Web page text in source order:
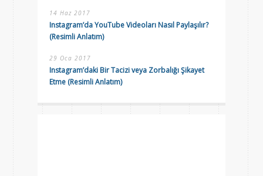
14 Haz 2017
Instagram’da YouTube Videoları Nasıl Paylaşılır?
(Resimli Anlatım)
29 Oca 2017
Instagram’daki Bir Tacizi veya Zorbalığı Şikayet
Etme (Resimli Anlatım)